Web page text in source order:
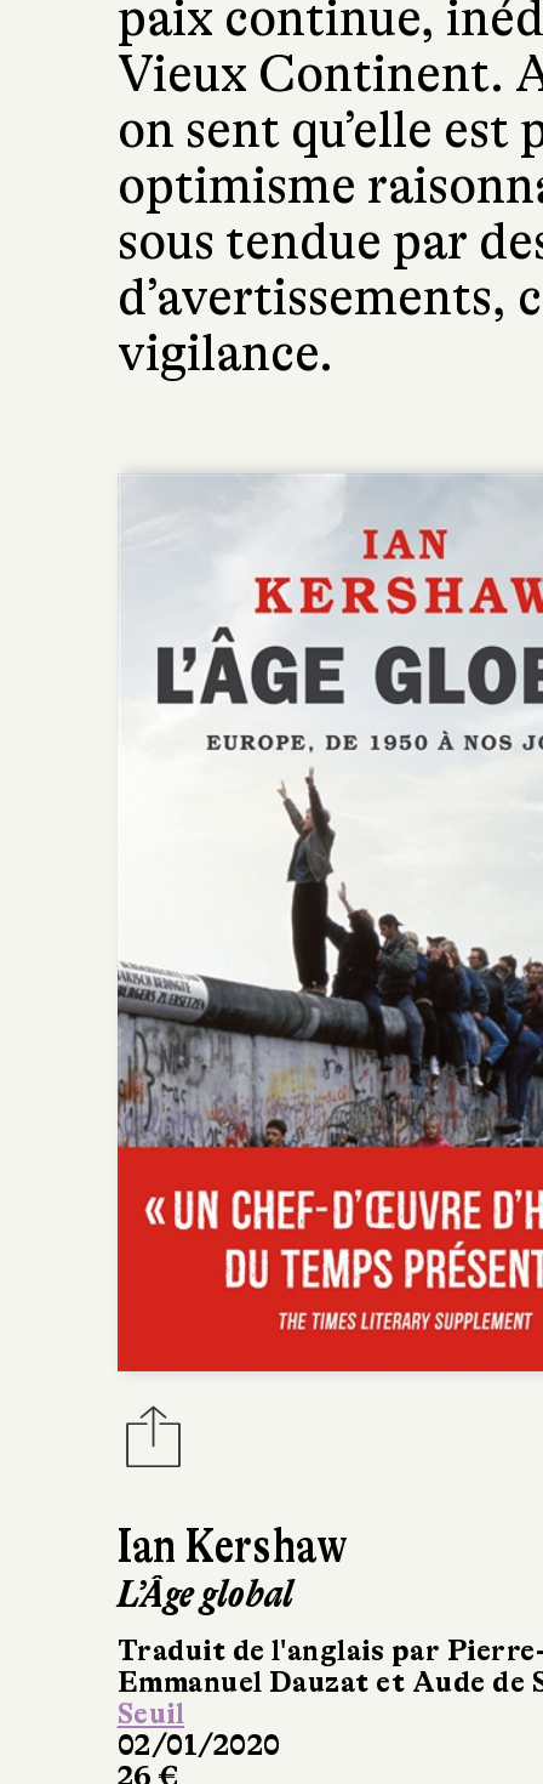
Ian Kershaw
L’Âge global
Traduit de l'anglais par
Emmanuel Dauzat et Aude de
Seuil
02/01/2020
paix continue,
Vieux Continent.
on sent qu’elle est
optimisme
sous tendue par
d’avertissements,
vigilance.